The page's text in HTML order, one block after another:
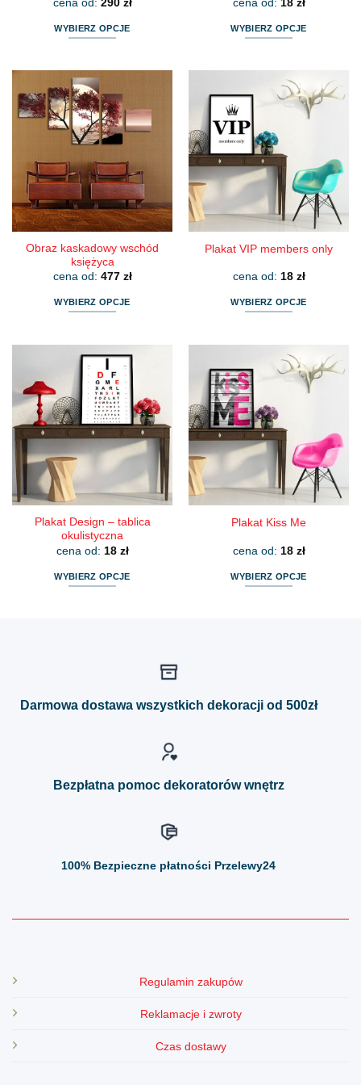
cena od: 290 zł
WYBIERZ OPCJE
ma
wiele
wariantów.
Opcje
można
wybrać
na
stronie
produktu
cena od: 18 zł
WYBIERZ OPCJE
wiele
wariantów.
Opcje
można
wybrać
na
stronie
produktu
Obraz kaskadowy wschód
księżyca
cena od: 477 zł
WYBIERZ OPCJE
ma
wiele
wariantów.
Opcje
można
wybrać
na
stronie
produktu
Plakat VIP members only
cena od: 18 zł
WYBIERZ OPCJE
wiele
wariantów.
Opcje
można
wybrać
na
stronie
produktu
Plakat Design – tablica
okulistyczna
cena od: 18 zł
WYBIERZ OPCJE
wybrać
Plakat Kiss Me
cena od: 18 zł
WYBIERZ OPCJE
wybrać
Darmowa dostawa wszystkich dekoracji od 500zł
Bezpłatna pomoc dekoratorów wnętrz
100% Bezpieczne płatności Przelewy24
Regulamin zakupów
Reklamacje i zwroty
Czas dostawy